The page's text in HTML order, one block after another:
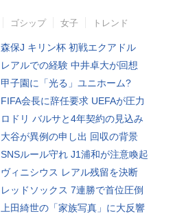
ゴシップ 女子 トレンド
森保J キリン杯 初戦エクアドル
レアルでの経験 中井卓大が回想
甲子園に「光る」ユニホーム?
FIFA会長に辞任要求 UEFAが圧力
ロドリ バルサと4年契約の見込み
大谷が異例の申し出 回収の背景
SNSルール守れ J1浦和が注意喚起
ヴィニシウス レアル残留を決断
レッドソックス 7連勝で首位圧倒
上田綺世の「家族写真」に大反響